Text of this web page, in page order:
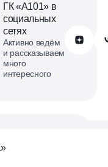
Обратиться в А101
ГК «А101» в
социальных
сетях
Активно ведём
и рассказываем
много
интересного